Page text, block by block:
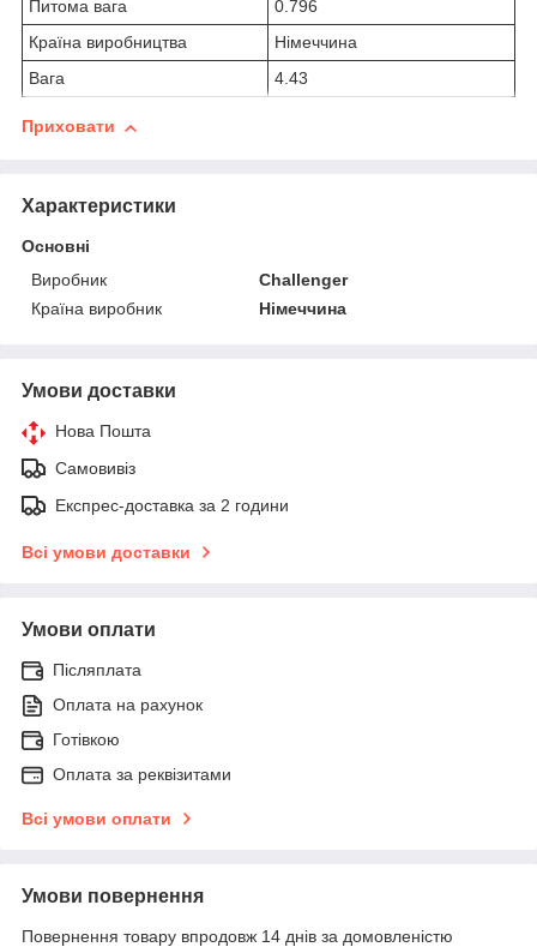
Питома вага
0.796
Країна виробництва
Німеччина
Вага
4.43
Приховати
Характеристики
Основні
Виробник
Challenger
Країна виробник
Німеччина
Умови доставки
Нова Пошта
Самовивіз
Експрес-доставка за 2 години
Всі умови доставки
Умови оплати
Післяплата
Оплата на рахунок
Готівкою
Оплата за реквізитами
Всі умови оплати
Умови повернення
Повернення товару впродовж 14 днів за домовленістю